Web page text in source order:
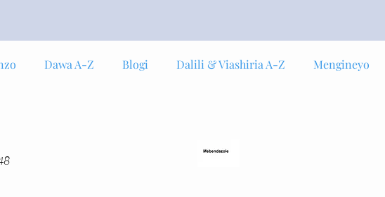
Dawa A-Z Blogi Dalili & Viashiria A-Z Mengineyo